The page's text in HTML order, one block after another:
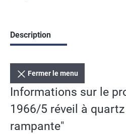
Description
Fermer le menu
Informations sur le
1966/5 réveil à
rampante"